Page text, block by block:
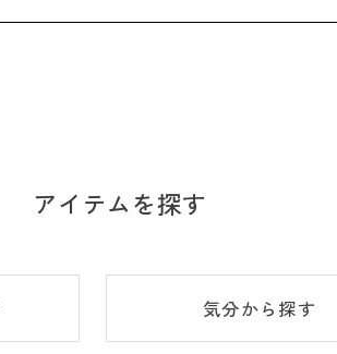
アイテムを探す
気分から探す